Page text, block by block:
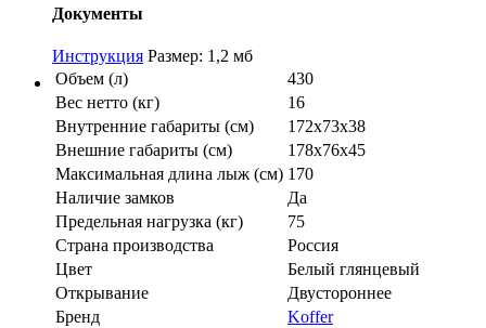
Документы
Инструкция Размер: 1,2 мб
Объем (л)
430
Вес нетто (кг)
16
Внутренние габариты (см)
172x73x38
Внешние габариты (см)
178x76x45
Максимальная длина лыж (см) 170
Наличие замков
Да
Предельная нагрузка (кг)
75
Страна производства
Россия
Цвет
Белый глянцевый
Открывание
Двустороннее
Бренд
Koffer